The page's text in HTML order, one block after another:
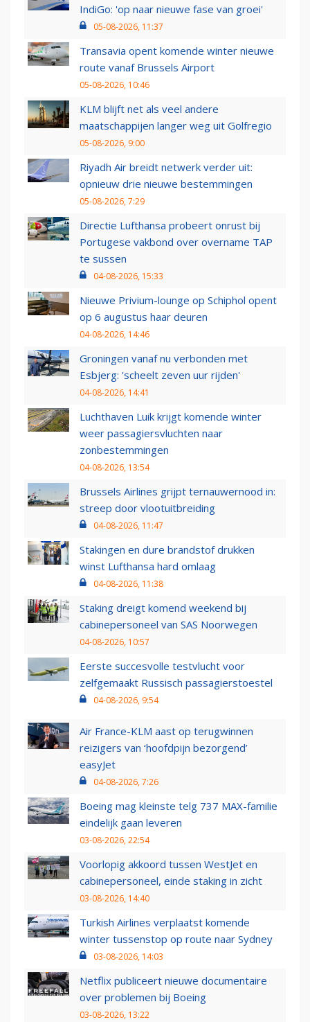
IndiGo: 'op naar nieuwe fase van groei'
05-08-2026, 11:37
Transavia opent komende winter nieuwe
route vanaf Brussels Airport
05-08-2026, 10:46
KLM blijft net als veel andere
maatschappijen langer weg uit Golfregio
05-08-2026, 9:00
Riyadh Air breidt netwerk verder uit:
opnieuw drie nieuwe bestemmingen
05-08-2026, 7:29
Directie Lufthansa probeert onrust bij
Portugese vakbond over overname TAP
te sussen
04-08-2026, 15:33
Nieuwe Privium-lounge op Schiphol opent
op 6 augustus haar deuren
04-08-2026, 14:46
Groningen vanaf nu verbonden met
Esbjerg: 'scheelt zeven uur rijden'
04-08-2026, 14:41
Luchthaven Luik krijgt komende winter
weer passagiersvluchten naar
zonbestemmingen
04-08-2026, 13:54
Brussels Airlines grijpt ternauwernood in:
streep door vlootuitbreiding
04-08-2026, 11:47
Stakingen en dure brandstof drukken
winst Lufthansa hard omlaag
04-08-2026, 11:38
Staking dreigt komend weekend bij
cabinepersoneel van SAS Noorwegen
04-08-2026, 10:57
Eerste succesvolle testvlucht voor
zelfgemaakt Russisch passagierstoestel
04-08-2026, 9:54
Air France-KLM aast op terugwinnen
reizigers van ‘hoofdpijn bezorgend’
easyJet
04-08-2026, 7:26
Boeing mag kleinste telg 737 MAX-familie
eindelijk gaan leveren
03-08-2026, 22:54
Voorlopig akkoord tussen WestJet en
cabinepersoneel, einde staking in zicht
03-08-2026, 14:40
Turkish Airlines verplaatst komende
winter tussenstop op route naar Sydney
03-08-2026, 14:03
Netflix publiceert nieuwe documentaire
over problemen bij Boeing
03-08-2026, 13:22